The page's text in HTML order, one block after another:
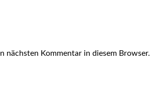
nächsten Kommentar in diesem Browser.